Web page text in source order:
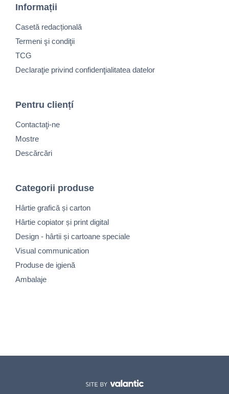
Informații
Casetă redacțională
Termeni şi condiţii
TCG
Declaraţie privind confidenţialitatea datelor
Pentru cliențí
Contactaţi-ne
Mostre
Descărcări
Categorii produse
Hârtie grafică și carton
Hârtie copiator și print digital
Design - hârtii și cartoane speciale
Visual communication
Produse de igienă
Ambalaje